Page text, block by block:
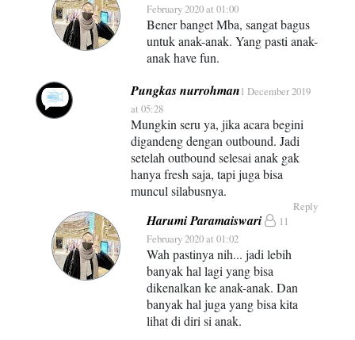
February 2020 at 01:00
Bener banget Mba, sangat bagus
untuk anak-anak. Yang pasti anak-
anak have fun.
Pungkas nurrohman1 December 2019
at 05:28
Mungkin seru ya, jika acara begini
digandeng dengan outbound. Jadi
setelah outbound selesai anak gak
hanya fresh saja, tapi juga bisa
muncul silabusnya.
Reply
Harumi Paramaiswari
11
February 2020 at 01:02
Wah pastinya nih... jadi lebih
banyak hal lagi yang bisa
dikenalkan ke anak-anak. Dan
banyak hal juga yang bisa kita
lihat di diri si anak.